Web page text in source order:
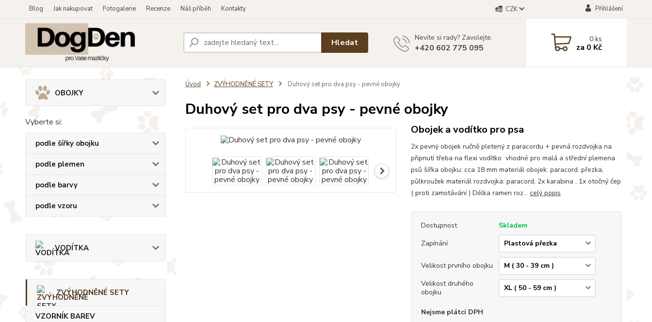
Blog Jak nakupovat Fotogalerie Recenze Náš příběh Kontakty CZK Přihlášení
Hledat Nevíte si rady? Zavolejte.
+420 602 775 095
0ks
za 0 Kč
OBOJKY
Vyberte si:
podle šířky obojku
podle plemen
podle barvy
podle vzoru
VODÍTKA
ZVÝHODNĚNÉ SETY
VZORNÍK BAREV
Úvod ZVÝHODNĚNÉ SETY Duhový set pro dva psy - pevné obojky
Duhový set pro dva psy - pevné obojky
Obojek a vodítko pro psa
2x pevný obojek ručně pletený z paracordu + pevná rozdvojka na
připnutí třeba na flexi vodítko vhodné pro malá a střední plemena
psů šířka obojku: cca 18 mm materiál obojek: paracord, přezka,
půlkroužek materiál rozdvojka: paracord, 2x karabina , 1x otočný čep
( proti zamotávání ) Délka ramen roz... celý popis
Dostupnost
Skladem
Zapínání
Velikost prvního obojku
Velikost druhého
obojku
Nejsme plátci DPH